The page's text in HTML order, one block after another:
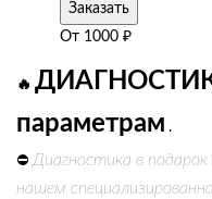
Заказать
От 1000 ₽
🔥
параметрам .
⛔ Диагностика в
нашем